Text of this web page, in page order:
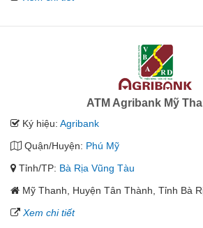
ATM Agribank Mỹ
Ký hiệu: Agribank
Quận/Huyện: Phú Mỹ
Tỉnh/TP: Bà Rịa Vũng Tàu
Mỹ Thanh, Huyện Tân Thành, Tỉnh Bà
Xem chi tiết